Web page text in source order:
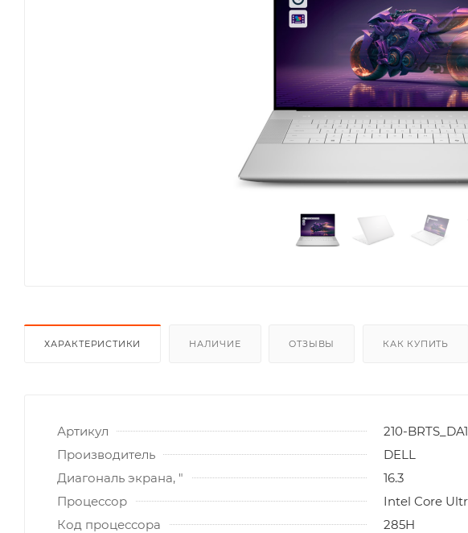
ХАРАКТЕРИСТИКИ НАЛИЧИЕ ОТЗЫВЫ КАК КУПИТЬ
Артикул
210-
Производитель
DELL
Диагональ экрана, "
16.3
Процессор
Intel Core
Код процессора
285H